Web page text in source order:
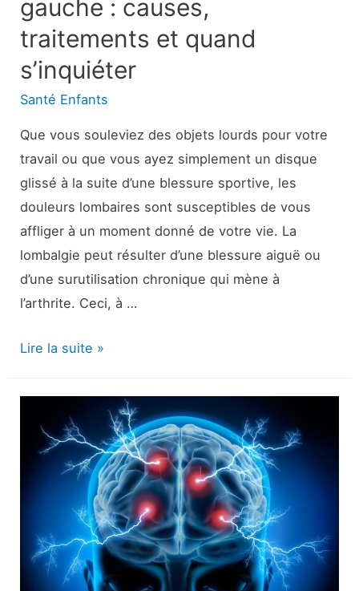
gauche : causes,
traitements et quand
s’inquiéter
Santé Enfants
Que vous souleviez des objets lourds pour votre
travail ou que vous ayez simplement un disque
glissé à la suite d’une blessure sportive, les
douleurs lombaires sont susceptibles de vous
affliger à un moment donné de votre vie. La
lombalgie peut résulter d’une blessure aiguë ou
d’une surutilisation chronique qui mène à
l’arthrite. Ceci, à …
Douleur
bas
gauche
traitements
et
Lire la suite »